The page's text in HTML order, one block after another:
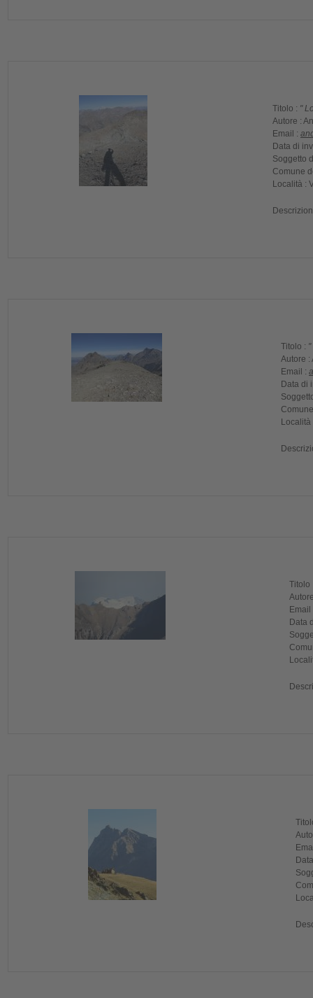
Titolo : "
Autore :
Email :
Data di
Soggetto
Comune
Località :
Titolo :
Autore :
Email :
Data di
Titolo
Data